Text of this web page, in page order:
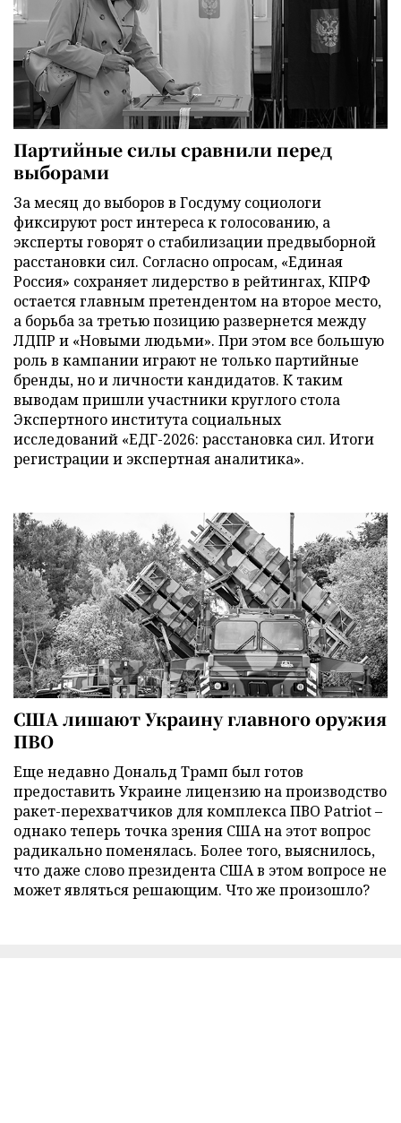
Партийные силы сравнили перед
выборами
За месяц до выборов в Госдуму социологи
фиксируют рост интереса к голосованию, а
эксперты говорят о стабилизации предвыборной
расстановки сил. Согласно опросам, «Единая
Россия» сохраняет лидерство в рейтингах, КПРФ
остается главным претендентом на второе место,
а борьба за третью позицию развернется между
ЛДПР и «Новыми людьми». При этом все большую
роль в кампании играют не только партийные
бренды, но и личности кандидатов. К таким
выводам пришли участники круглого стола
Экспертного института социальных
исследований «ЕДГ-2026: расстановка сил. Итоги
регистрации и экспертная аналитика».
США лишают Украину главного оружия
ПВО
Еще недавно Дональд Трамп был готов
предоставить Украине лицензию на производство
ракет-перехватчиков для комплекса ПВО Patriot –
однако теперь точка зрения США на этот вопрос
радикально поменялась. Более того, выяснилось,
что даже слово президента США в этом вопросе не
может являться решающим. Что же произошло?